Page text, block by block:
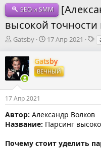
SEO и SMM
высокой точности
А
т
о
р
м
ы
Gatsby
Д
т
а
н
а
л
а
17 Апр 2021
Т
Gatsby
ВЕЧНЫЙ
17 Апр 2021
Автор: Александр Волков
Название: Парсинг
Почему стоит уделить